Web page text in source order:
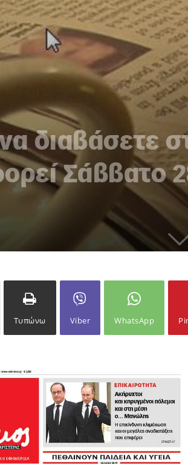
να διαβάσετε
Σάββατο
Τυπώνω Viber WhatsApp